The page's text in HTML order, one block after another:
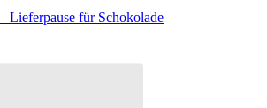
Lieferpause für Schokolade